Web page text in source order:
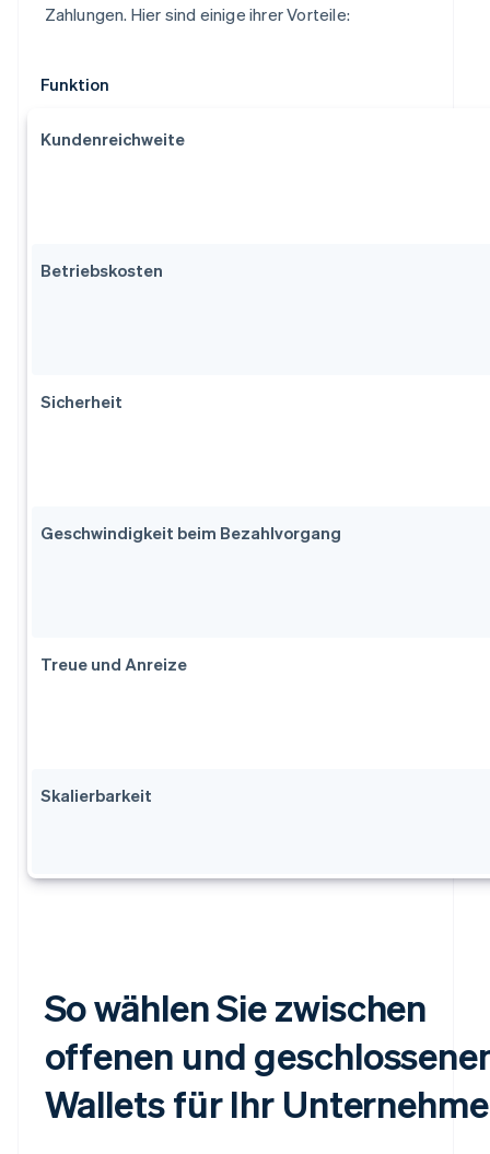
Zahlungen. Hier sind einige ihrer Vorteile:
Funktion
Kundenreichweite
Betriebskosten
Sicherheit
Geschwindigkeit beim Bezahlvorgang
Treue und Anreize
Skalierbarkeit
So wählen Sie zwischen
offenen und
Wallets für Ihr